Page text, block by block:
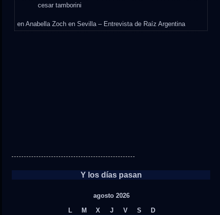
cesar tamborini
enAnabella Zoch en Sevilla – Entrevista de Raíz Argentina
Y los días pasan
agosto 2026
L
M X J V S
D